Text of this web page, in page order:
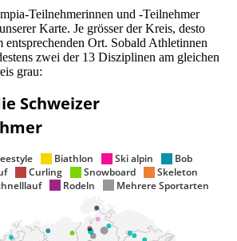
Teilnehmerinnen und -Teilnehmer
Karte. Je grösser der Kreis, desto
entsprechenden Ort. Sobald Athletinnen
zwei der 13 Disziplinen am gleichen
grau: